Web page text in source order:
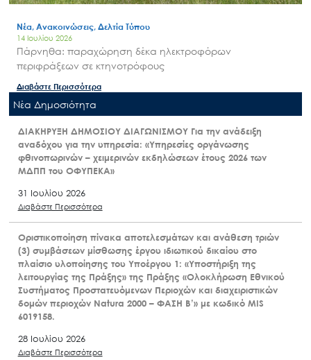
Νέα, Ανακοινώσεις, Δελτία Τύπου
14 Ιουλίου 2026
Πάρνηθα: παραχώρηση δέκα ηλεκτροφόρων
περιφράξεων σε κτηνοτρόφους
Διαβάστε Περισσότερα
Nέα Δημοσιότητα
ΔΙΑΚΗΡΥΞΗ ΔΗΜΟΣΙΟΥ ΔΙΑΓΩΝΙΣΜΟΥ Για την ανάδειξη
αναδόχου για την υπηρεσία: «Υπηρεσίες οργάνωσης
φθινοπωρινών – χειμερινών εκδηλώσεων έτους 2026 των
ΜΔΠΠ του ΟΦΥΠΕΚΑ»
31 Ιουλίου 2026
Διαβάστε Περισσότερα
Οριστικοποίηση πίνακα αποτελεσμάτων και ανάθεση τριών
(3) συμβάσεων μίσθωσης έργου ιδιωτικού δικαίου στο
πλαίσιο υλοποίησης του Υποέργου 1: «Υποστήριξη της
λειτουργίας της Πράξης» της Πράξης «Ολοκλήρωση Εθνικού
Συστήματος Προστατευόμενων Περιοχών και διαχειριστικών
δομών περιοχών Natura 2000 – ΦΑΣΗ Β’» με κωδικό MIS
6019158.
28 Ιουλίου 2026
Διαβάστε Περισσότερα